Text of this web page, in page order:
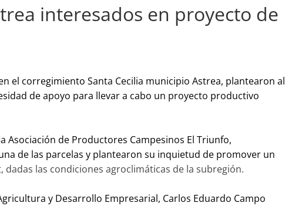
interesados en proyecto de
el corregimiento Santa Cecilia municipio Astrea, plantearon al
de apoyo para llevar a cabo un proyecto productivo
Asociación de Productores Campesinos El Triunfo,
de las parcelas y plantearon su inquietud de promover un
dadas las condiciones agroclimáticas de la subregión.
y Desarrollo Empresarial, Carlos Eduardo Campo